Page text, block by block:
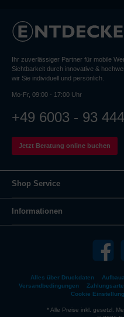
Ihr zuverlässiger Partner für mobile
Sichtbarkeit durch innovative &
wir Sie individuell und persönlich.
Mo-Fr, 09:00 - 17:00 Uhr
+49 6003 - 93
Jetzt Beratung online buchen
Shop Service
Informationen
Alles über Druckdaten
Versandbedingungen
Cookie
* Alle Preise inkl. gesetzl.